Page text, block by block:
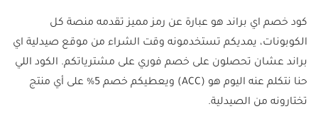
كود خصم اي براند هو عبارة عن رمز مميز تقدمه منصة كل
الكوبونات، يمديكم تستخدمونه وقت الشراء من موقع صيدلية اي
براند عشان تحصلون على خصم فوري على مشترياتكم. الكود اللي
حنا نتكلم عنه اليوم هو (ACC) ويعطيكم خصم 5% على أي منتج
تختارونه من الصيدلية.